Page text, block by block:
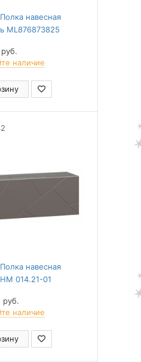
навесная
ML876873825
руб.
наличие
навесная
014.21-01
руб.
наличие